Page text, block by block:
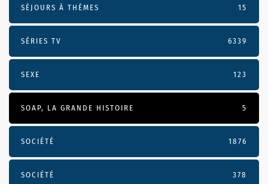
SÉJOURS À THÈMES 15
SÉRIES TV 6339
SEXE 123
SOAP, LA GRANDE HISTOIRE 5
SOCIÉTÉ 1876
SOCIÉTÉ 378